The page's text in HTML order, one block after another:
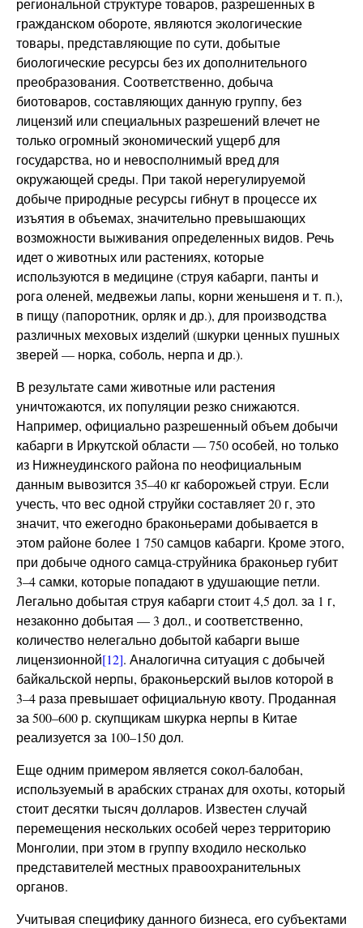
региональной структуре товаров, разрешенных в
гражданском обороте, являются экологические
товары, представляющие по сути, добытые
биологические ресурсы без их дополнительного
преобразования. Соответственно, добыча
биотоваров, составляющих данную группу, без
лицензий или специальных разрешений влечет не
только огромный экономический ущерб для
государства, но и невосполнимый вред для
окружающей среды. При такой нерегулируемой
добыче природные ресурсы гибнут в процессе их
изъятия в объемах, значительно превышающих
возможности выживания определенных видов. Речь
идет о животных или растениях, которые
используются в медицине (струя кабарги, панты и
рога оленей, медвежьи лапы, корни женьшеня и т. п.),
в пищу (папоротник, орляк и др.), для производства
различных меховых изделий (шкурки ценных пушных
зверей — норка, соболь, нерпа и др.).
В результате сами животные или растения
уничтожаются, их популяции резко снижаются.
Например, официально разрешенный объем добычи
кабарги в Иркутской области — 750 особей, но только
из Нижнеудинского района по неофициальным
данным вывозится 35–40 кг каборожьей струи. Если
учесть, что вес одной струйки составляет 20 г, это
значит, что ежегодно браконьерами добывается в
этом районе более 1 750 самцов кабарги. Кроме этого,
при добыче одного самца-струйника браконьер губит
3–4 самки, которые попадают в удушающие петли.
Легально добытая струя кабарги стоит 4,5 дол. за 1 г,
незаконно добытая — 3 дол., и соответственно,
количество нелегально добытой кабарги выше
лицензионной[12]. Аналогична ситуация с добычей
байкальской нерпы, браконьерский вылов которой в
3–4 раза превышает официальную квоту. Проданная
за 500–600 р. скупщикам шкурка нерпы в Китае
реализуется за 100–150 дол.
Еще одним примером является сокол-балобан,
используемый в арабских странах для охоты, который
стоит десятки тысяч долларов. Известен случай
перемещения нескольких особей через территорию
Монголии, при этом в группу входило несколько
представителей местных правоохранительных
органов.
Учитывая специфику данного бизнеса, его субъектами